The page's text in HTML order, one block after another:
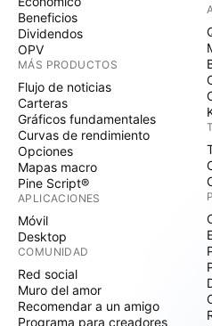
Beneficios
Dividendos
OPV
MÁS PRODUCTOS
Flujo de noticias
Carteras
Gráficos fundamentales
Curvas de rendimiento
Opciones
Mapas macro
Pine Script®
APLICACIONES
Móvil
Desktop
COMUNIDAD
Red social
Muro del amor
Recomendar a un amigo
Programa para creadores